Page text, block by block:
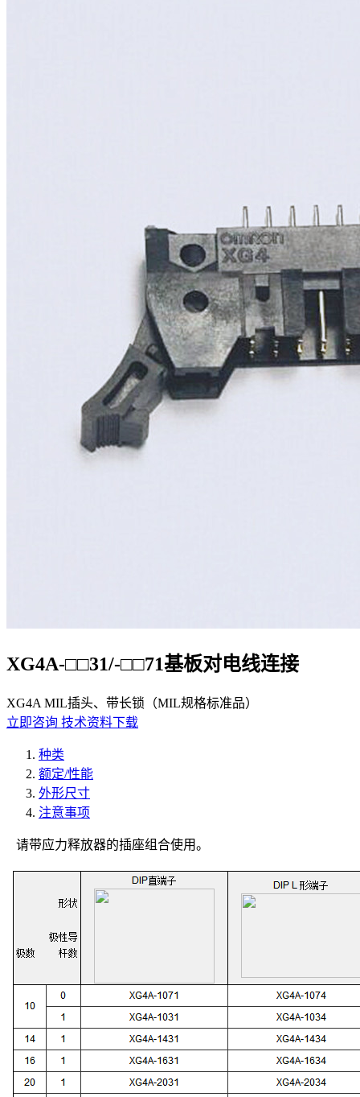
XG4A-□□31/-□□71基板对电线连接
XG4A MIL插头、带长锁（MIL规格标准品）
立即咨询 技术资料下载
种类
额定/性能
外形尺寸
注意事项
请带应力释放器的插座组合使用。